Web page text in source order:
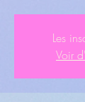
Les
Voir